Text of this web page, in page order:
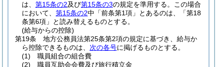
は、 第15条の2及び第15条の3の規定を準用する。
この場合
において、 第15条の2中「前条第1項」とあるのは、「第18
条第6項」と読み替えるものとする。
(給与からの控除)
第19条
地方公務員法第25条第2項の規定に基づき、給与か
ら控除できるものは、 次の各号に掲げるものとする。
(1)
職員組合の組合費
(2)
職員互助会会費及び旅行積立金